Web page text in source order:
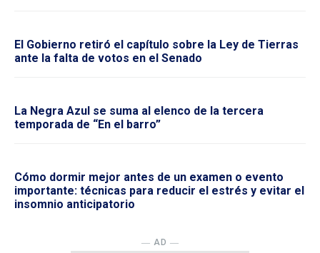
El Gobierno retiró el capítulo sobre la Ley de Tierras
ante la falta de votos en el Senado
La Negra Azul se suma al elenco de la tercera
temporada de “En el barro”
Cómo dormir mejor antes de un examen o evento
importante: técnicas para reducir el estrés y evitar el
insomnio anticipatorio
― AD ―